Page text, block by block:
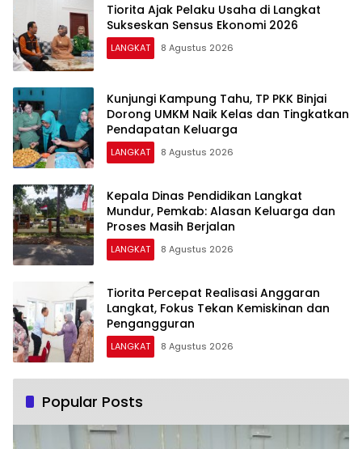
Tiorita Ajak Pelaku Usaha di Langkat
Sukseskan Sensus Ekonomi 2026
LANGKAT 8 Agustus 2026
Kunjungi Kampung Tahu, TP PKK Binjai
Dorong UMKM Naik Kelas dan Tingkatkan
Pendapatan Keluarga
LANGKAT 8 Agustus 2026
Kepala Dinas Pendidikan Langkat
Mundur, Pemkab: Alasan Keluarga dan
Proses Masih Berjalan
LANGKAT 8 Agustus 2026
Tiorita Percepat Realisasi Anggaran
Langkat, Fokus Tekan Kemiskinan dan
Pengangguran
LANGKAT 8 Agustus 2026
Popular Posts